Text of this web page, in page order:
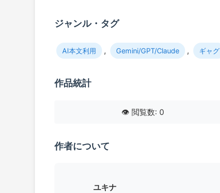
ジャンル・タグ
AI本文利用 , Gemini/GPT/Claude , ギャグ
作品統計
👁️ 閲覧数: 0
作者について
ユキナ